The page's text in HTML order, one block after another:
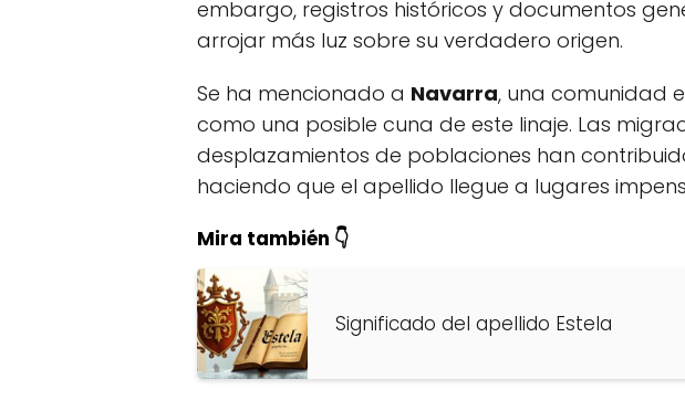
embargo, registros históricos y documentos
arrojar más luz sobre su verdadero origen.
Se ha mencionado a Navarra, una comunidad
como una posible cuna de este linaje. Las
desplazamientos de poblaciones han
haciendo que el apellido llegue a lugares
Mira también 👇
Significado del apellido Estela